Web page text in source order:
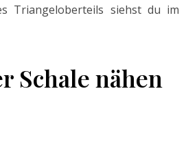
Triangeloberteils siehst du im
Schale nähen